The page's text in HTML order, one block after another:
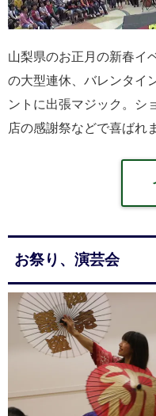
山梨県のお正月の新春イ
の大型連休、バレンタイ
ントに出張マジック。シ
店の感謝祭などで喜ばれ
お祭り、演芸会